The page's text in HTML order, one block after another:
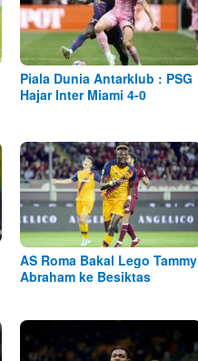
Piala Dunia Antarklub : PSG
Hajar Inter Miami 4-0
AS Roma Bakal Lego Tammy
Abraham ke Besiktas